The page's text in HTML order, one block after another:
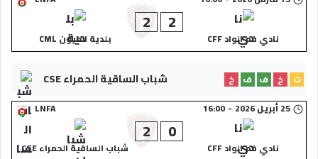
نادي فم الواد CFF
2
2
بلدية العيون CML
شباب الساقية الحمراء CSE ت خ ف ف
خ
LNFA
25 أبريل 2026 -
16:00
نادي فم الواد CFF
0
2
شباب الساقية الحمراء CSE